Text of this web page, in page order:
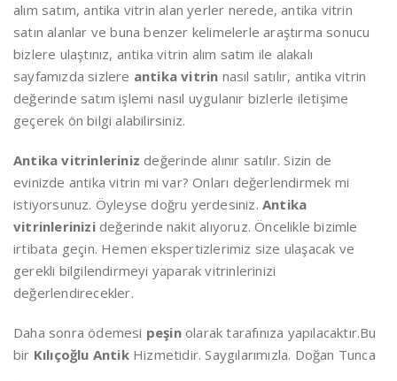
alım satım, antika vitrin alan yerler nerede, antika vitrin
satın alanlar ve buna benzer kelimelerle araştırma sonucu
bizlere ulaştınız, antika vitrin alım satım ile alakalı
sayfamızda sizlere antika vitrin nasıl satılır, antika vitrin
değerinde satım işlemi nasıl uygulanır bizlerle iletişime
geçerek ön bilgi alabilirsiniz.
Antika vitrinleriniz değerinde alınır satılır. Sizin de
evinizde antika vitrin mi var? Onları değerlendirmek mi
istiyorsunuz. Öyleyse doğru yerdesiniz. Antika
vitrinlerinizi değerinde nakit alıyoruz. Öncelikle bizimle
irtibata geçin. Hemen ekspertizlerimiz size ulaşacak ve
gerekli bilgilendirmeyi yaparak vitrinlerinizi
değerlendirecekler.
Daha sonra ödemesi peşinolarak tarafınıza yapılacaktır.Bu
bir Kılıçoğlu AntikHizmetidir. Saygılarımızla. Doğan Tunca